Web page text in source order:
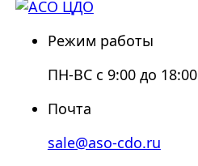
Режим работы
ПН-ВС с 9:00 до 18:00
Почта
sale@aso-cdo.ru